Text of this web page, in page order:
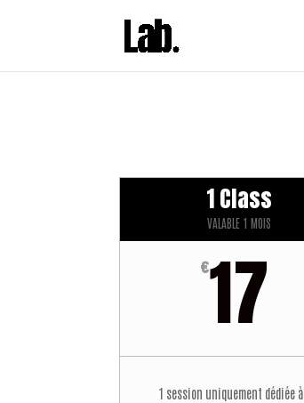
1 Class
VALABLE 1 MOIS
€17
1 session uniquement dédiée à